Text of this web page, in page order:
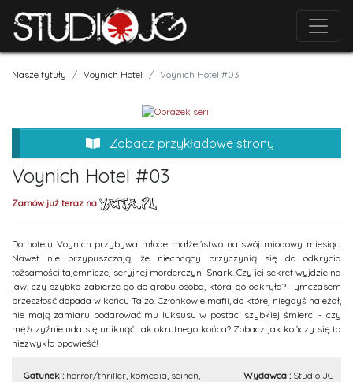
Nasze tytuły Voynich Hotel Voynich Hotel #03
Zobacz przykładowe strony
Voynich Hotel #03
Zamów już teraz na
Do hotelu Voynich przybywa młode małżeństwo na swój miodowy miesiąc.
Nawet nie przypuszczają, że niechcący przyczynią się do odkrycia
tożsamości tajemniczej seryjnej morderczyni Snark. Czy jej sekret wyjdzie na
jaw, czy szybko zabierze go do grobu osoba, która go odkryła? Tymczasem
przeszłość dopada w końcu Taizo. Członkowie mafii, do której niegdyś należał,
nie mają zamiaru podarować mu luksusu w postaci szybkiej śmierci - czy
mężczyźnie uda się uniknąć tak okrutnego końca? Zobacz jak kończy się ta
niezwykła opowieść!
Gatunek : horror/thriller, komedia, seinen,
Wydawca : Studio JG